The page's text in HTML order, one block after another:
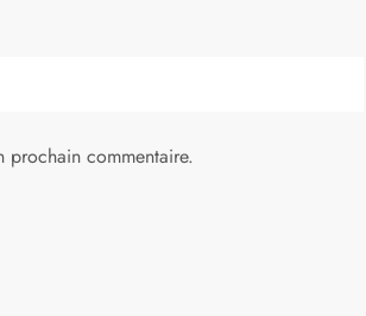
prochain commentaire.